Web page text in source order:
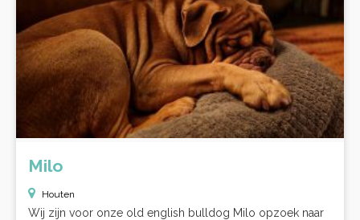
Milo
Houten
Wij zijn voor onze old english bulldog Milo opzoek naar